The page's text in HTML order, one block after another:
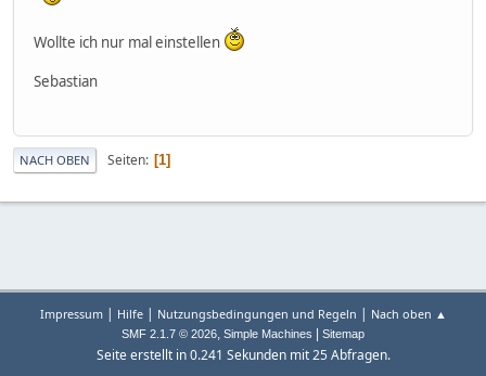
Wollte ich nur mal einstellen
Sebastian
NACH OBEN Seiten 1
Impressum| Hilfe| Nutzungsbedingungen und Regeln | Nach oben ▲
SMF 2.1.7 © 2026, Simple Machines Sitemap
Seite erstellt in 0.241 Sekunden mit 25 Abfragen.